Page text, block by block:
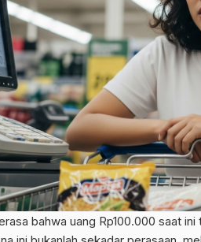
bahwa uang Rp100.000 saat